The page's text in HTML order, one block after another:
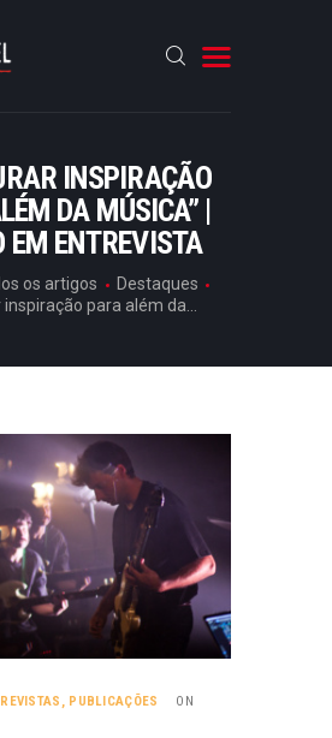
INSPIRAÇÃO
DA MÚSICA” |
EM ENTREVISTA
os artigos
Destaques
inspiração para além da...
, PUBLICAÇÕES
ON